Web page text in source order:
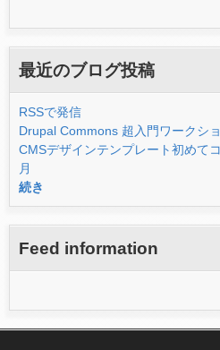
最近のブログ投稿
RSSで発信
Drupal Commons 超入門ワークシ
CMSデザインテンプレート初め
月
続き
Feed information